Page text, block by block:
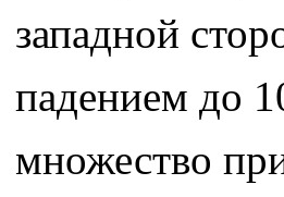
западной
падением до
множество